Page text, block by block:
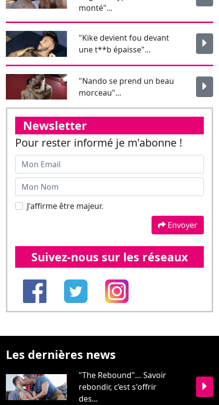
monté"...
"Kike devient fou devant
une t**b épaisse"...
"Nando se prend un beau
morceau"...
Newsletter
Pour rester informé je m'abonne !
J'affirme être majeur.
Envoyer
Suivez-nous sur les réseaux
Les dernières news
"The Rebound"… Savoir
rebondir, c’est s'offrir
des...